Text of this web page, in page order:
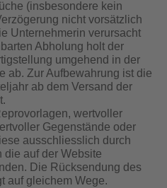
(insbesondere kein
nicht vorsätzlich
Unternehmerin verursacht
Abholung holt der
umgehend in der
ab. Zur Aufbewahrung ist die
ab dem Versand der
wertvoller
Gegenstände oder
ausschliesslich durch
die auf der Website
Die Rücksendung des
auf gleichem Wege.